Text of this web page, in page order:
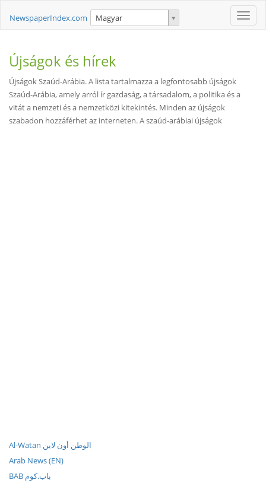
Toggle
NewspaperIndex.com Magyar
Újságok és hírek
Újságok Szaúd-Arábia. A lista tartalmazza a legfontosabb újságok
Szaúd-Arábia, amely arról ír gazdaság, a társadalom, a politika és a
vitát a nemzeti és a nemzetközi kitekintés. Minden az újságok
szabadon hozzáférhet az interneten. A szaúd-arábiai újságok
Al-Watan الوطن أون لاين
Arab News (EN)
BAB باب.كوم